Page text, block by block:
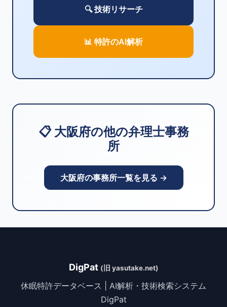
🔍 技術リサーチ
📊 特許のAI解析
📋 大阪府の他の弁理士事務
所
大阪府の事務所一覧を見る →
DigPat (旧 yasutake.net)
休眠特許データベース | AI解析・技術検索システム
DigPat